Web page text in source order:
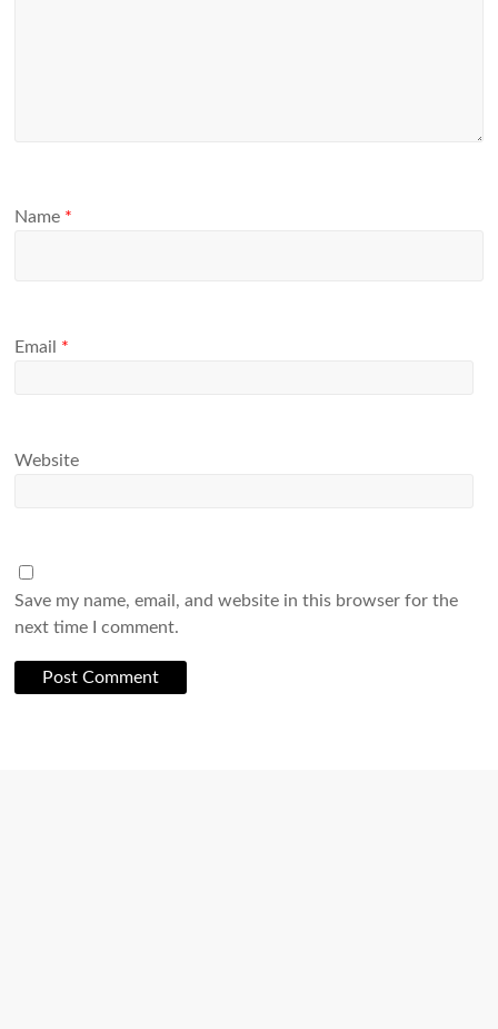
Name *
Email *
Website
Save my name, email, and website in this browser for the
next time I comment.